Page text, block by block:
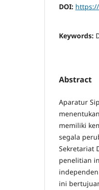
DOI:
Keywords:
Abstract
Aparatur
memiliki
segala
Sekretariat
penelitian
ini